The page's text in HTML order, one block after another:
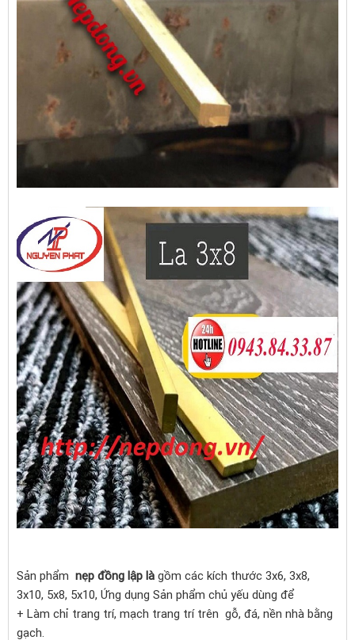
Sản phẩm nẹp đồng lập là gồm các kích thước 3x6, 3x8,
3x10, 5x8, 5x10, Ứng dụng Sản phẩm chủ yếu dùng để
+ Làm chỉ trang trí, mạch trang trí trên gỗ, đá, nền nhà bằng
gạch.